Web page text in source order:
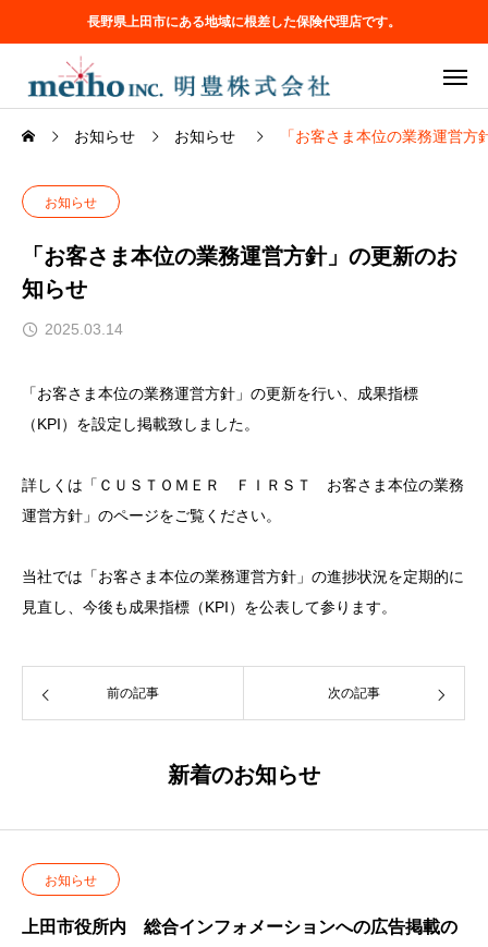
長野県上田市にある地域に根差した保険代理店です。
お知らせ お知らせ 「お客さま本位の業務運営
お知らせ
「お客さま本位の業務運営方針」の更新のお
知らせ
2025.03.14
「お客さま本位の業務運営方針」の更新を行い、成果指標
（KPI）を設定し掲載致しました。
詳しくは「ＣＵＳＴＯＭＥＲ ＦＩＲＳＴ お客さま本位の業務
運営方針」のページをご覧ください。
当社では「お客さま本位の業務運営方針」の進捗状況を定期的に
見直し、今後も成果指標（KPI）を公表して参ります。
前の記事 次の記事
新着のお知らせ
お知らせ
上田市役所内 総合インフォメーションへの広告掲載の